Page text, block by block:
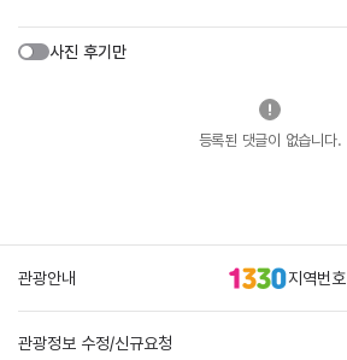
사진 후기만
등록된 댓글이 없습니다.
관광안내 지역번호
관광정보 수정/신규요청